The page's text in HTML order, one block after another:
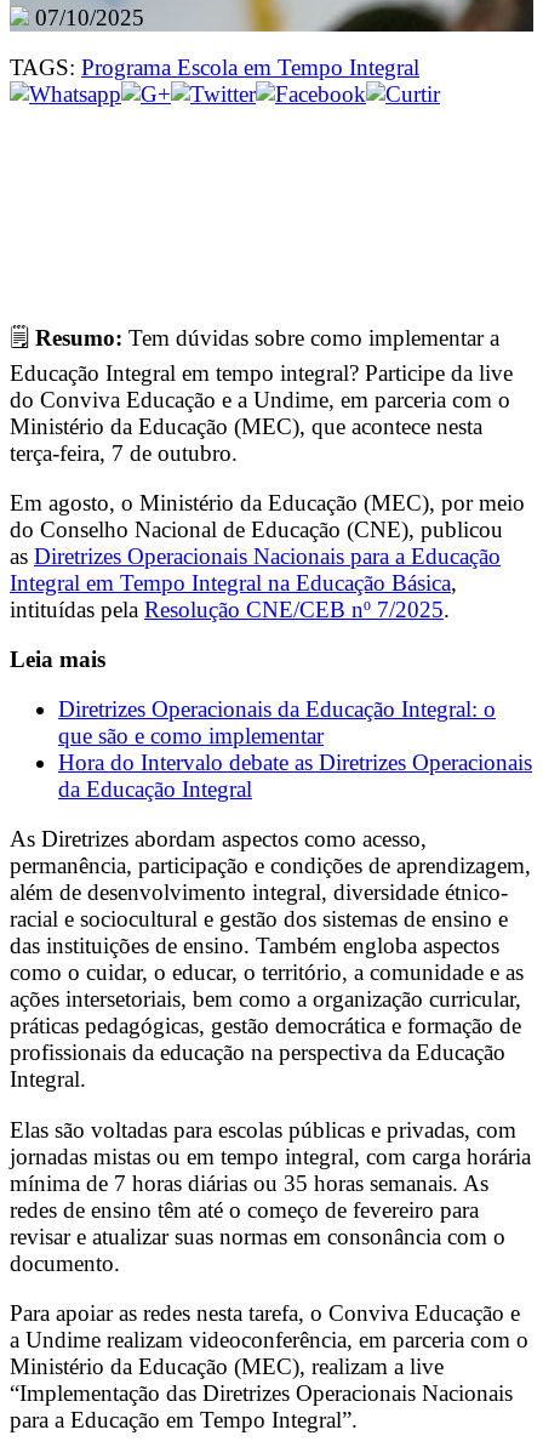
07/10/2025
TAGS: Programa Escola em Tempo Integral
🗒 Resumo: Tem dúvidas sobre como implementar a
Educação Integral em tempo integral? Participe da live
do Conviva Educação e a Undime, em parceria com o
Ministério da Educação (MEC), que acontece nesta
terça-feira, 7 de outubro.
Em agosto, o Ministério da Educação (MEC), por meio
do Conselho Nacional de Educação (CNE), publicou
as Diretrizes Operacionais Nacionais para a Educação
Integral em Tempo Integral na Educação Básica,
intituídas pela Resolução CNE/CEB nº 7/2025.
Leia mais
Diretrizes Operacionais da Educação Integral: o
que são e como implementar
Hora do Intervalo debate as Diretrizes Operacionais
da Educação Integral
As Diretrizes abordam aspectos como acesso,
permanência, participação e condições de aprendizagem,
além de desenvolvimento integral, diversidade étnico-
racial e sociocultural e gestão dos sistemas de ensino e
das instituições de ensino. Também engloba aspectos
como o cuidar, o educar, o território, a comunidade e as
ações intersetoriais, bem como a organização curricular,
práticas pedagógicas, gestão democrática e formação de
profissionais da educação na perspectiva da Educação
Integral.
Elas são voltadas para escolas públicas e privadas, com
jornadas mistas ou em tempo integral, com carga horária
mínima de 7 horas diárias ou 35 horas semanais. As
redes de ensino têm até o começo de fevereiro para
revisar e atualizar suas normas em consonância com o
documento.
Para apoiar as redes nesta tarefa, o Conviva Educação e
a Undime realizam videoconferência, em parceria com o
Ministério da Educação (MEC), realizam a live
“Implementação das Diretrizes Operacionais Nacionais
para a Educação em Tempo Integral”.